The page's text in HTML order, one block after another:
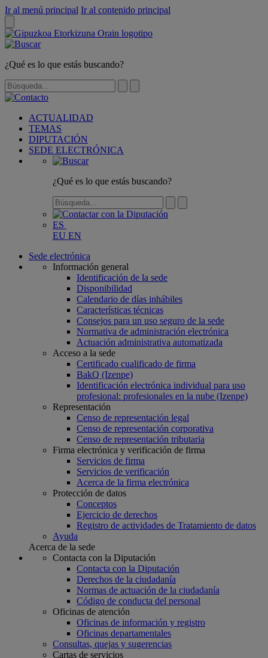
Ir al menú principal Ir al contenido principal
¿Qué es lo que estás buscando?
ACTUALIDAD
TEMAS
DIPUTACIÓN
SEDE ELECTRÓNICA
¿Qué es lo que estás buscando?
ES
EU EN
Sede electrónica
Información general
Identificación de la sede
Disponibilidad
Calendario de días inhábiles
Características técnicas
Consejos para un uso seguro de la sede
Normativa de administración electrónica
Actuación administrativa automatizada
Acceso a la sede
Certificado cualificado de firma
BakQ (Izenpe)
Identificación electrónica individual para uso
profesional: profesionales en la nube (Izenpe)
Representación
Censo de representación legal
Censo de representación corporativa
Censo de representación tributaria
Firma electrónica y verificación de firma
Servicios de firma
Servicios de verificación
Acerca de la firma electrónica
Protección de datos
Conceptos
Ejercicio de derechos
Registro de actividades de Tratamiento de datos
Ayuda
Acerca de la sede
Contacta con la Diputación
Contacta con la Diputación
Derechos de la ciudadanía
Normas de actuación de la ciudadanía
Código de conducta del personal
Oficinas de atención
Oficinas de información y registro
Oficinas departamentales
Consultas, quejas y sugerencias
Cartas de servicios